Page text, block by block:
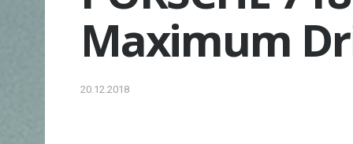
Maximum
20.12.2018